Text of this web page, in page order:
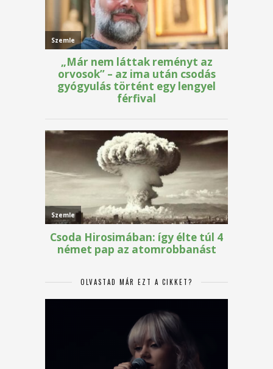
OLVASTAD MÁR EZT A CIKKET?